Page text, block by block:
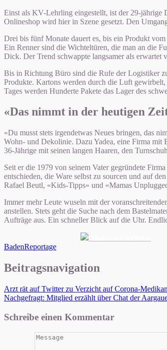
Einst als KV-Lehrling eingestellt, ist der 29-jährige
Onlineshop wird hier in Szene gesetzt. Den
Drei bis fünf Monate dauert es, bis ein Produkt
Ein Renner sind die Wichteltüren, die man an die
Dick. Der Trend schwappte langsamer als erwartet
Bis in Richtung Büro sind die Rufe der Logistiker
Produkte. Kartons werden durch die Luft
Tages werden Hunderte Pakete das Lager des
«Das nimmt in der heutigen
«Du musst stets irgendetwas Neues bringen, das
Wohn- und Dekolinie. Dazu Yadea, eine Firma
36-Jährige mit seinen langen Haaren, den
Seit er die 1979 von seinem Vater gegründete
entschieden, die Ware selbst zu sourcen und auf
Rafael Beutl, «Kids-Tipps» und «Mamas
Immer mehr Leute wuseln mit der
anstellen. Stets geht die Suche nach dem
Aufträge aus. Ein schneller Blick auf die Uhr.
BadenReportage
Beitragsnavigation
Arzt rät auf Twitter zu Verzicht auf Corona-
Nachgefragt: Mitglied erzählt über Chat der
Schreibe einen Kommentar